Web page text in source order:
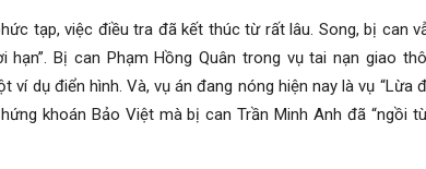
tạp, việc điều tra đã kết thúc từ rất lâu. Song, bị can
Bị can Phạm Hồng Quân trong vụ tai nạn giao
ví dụ điển hình. Và, vụ án đang nóng hiện nay là vụ “Lừa
khoán Bảo Việt mà bị can Trần Minh Anh đã “ngồi